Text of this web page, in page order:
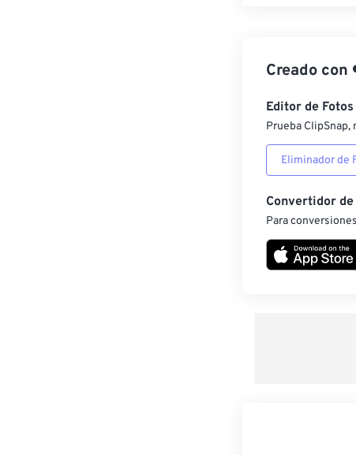
Creado con
Editor de
Prueba
Eliminador de
Convertidor de
Para